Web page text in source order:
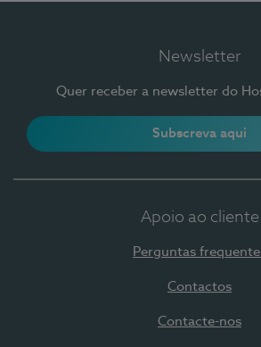
Newsletter
Quer receber a newsletter do
Subscreva aqui
Apoio ao cliente
Perguntas
Contactos
Contacte-nos